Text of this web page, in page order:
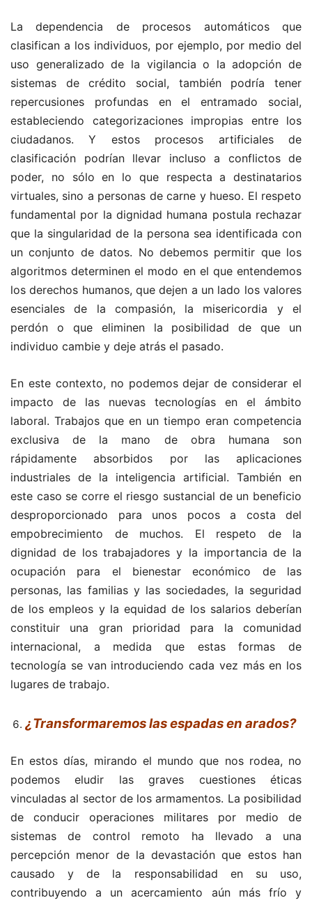
La dependencia de procesos automáticos que
clasifican a los individuos, por ejemplo, por medio del
uso generalizado de la vigilancia o la adopción de
sistemas de crédito social, también podría tener
repercusiones profundas en el entramado social,
estableciendo categorizaciones impropias entre los
ciudadanos. Y estos procesos artificiales de
clasificación podrían llevar incluso a conflictos de
poder, no sólo en lo que respecta a destinatarios
virtuales, sino a personas de carne y hueso. El respeto
fundamental por la dignidad humana postula rechazar
que la singularidad de la persona sea identificada con
un conjunto de datos. No debemos permitir que los
algoritmos determinen el modo en el que entendemos
los derechos humanos, que dejen a un lado los valores
esenciales de la compasión, la misericordia y el
perdón o que eliminen la posibilidad de que un
individuo cambie y deje atrás el pasado.
En este contexto, no podemos dejar de considerar el
impacto de las nuevas tecnologías en el ámbito
laboral. Trabajos que en un tiempo eran competencia
exclusiva de la mano de obra humana son
rápidamente absorbidos por las aplicaciones
industriales de la inteligencia artificial. También en
este caso se corre el riesgo sustancial de un beneficio
desproporcionado para unos pocos a costa del
empobrecimiento de muchos. El respeto de la
dignidad de los trabajadores y la importancia de la
ocupación para el bienestar económico de las
personas, las familias y las sociedades, la seguridad
de los empleos y la equidad de los salarios deberían
constituir una gran prioridad para la comunidad
internacional, a medida que estas formas de
tecnología se van introduciendo cada vez más en los
lugares de trabajo.
¿Transformaremos las espadas en arados?
En estos días, mirando el mundo que nos rodea, no
podemos eludir las graves cuestiones éticas
vinculadas al sector de los armamentos. La posibilidad
de conducir operaciones militares por medio de
sistemas de control remoto ha llevado a una
percepción menor de la devastación que estos han
causado y de la responsabilidad en su uso,
contribuyendo a un acercamiento aún más frío y